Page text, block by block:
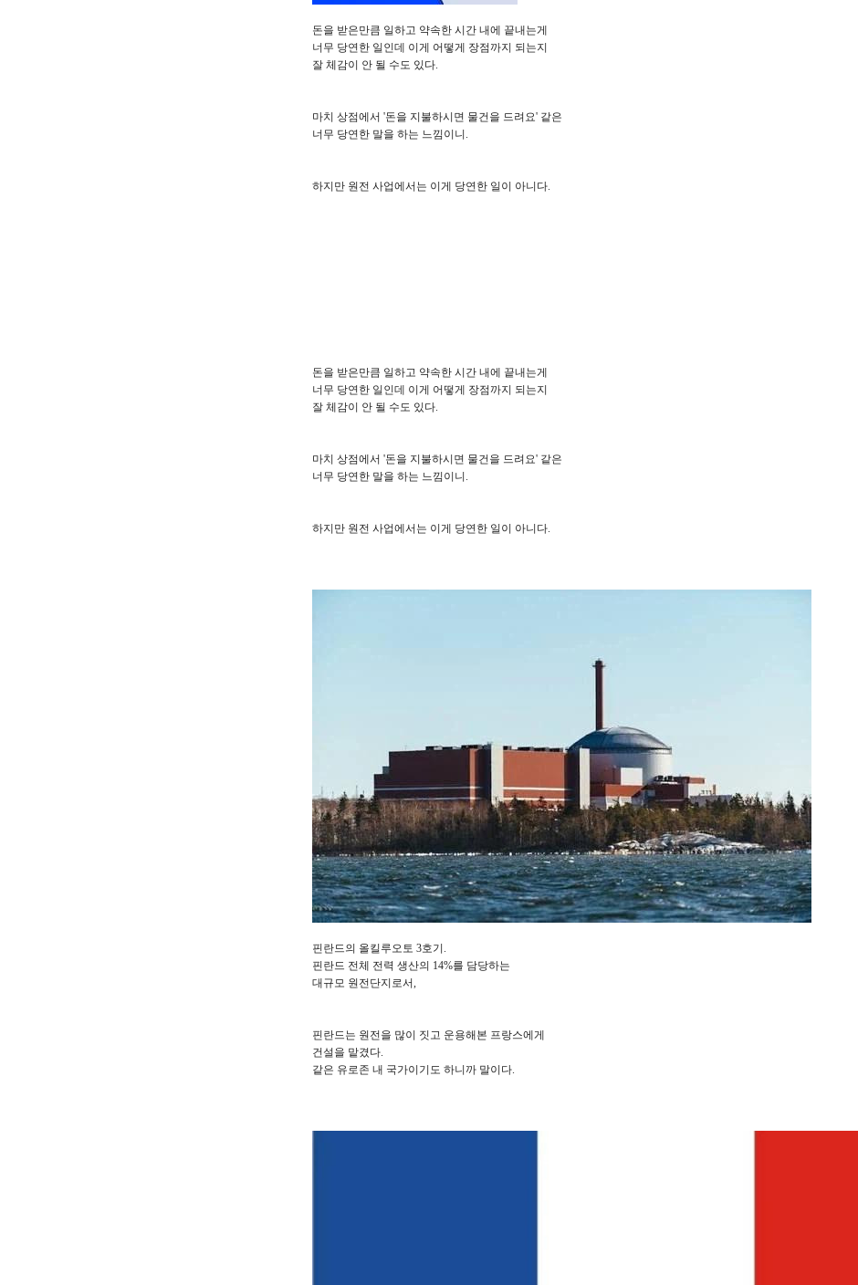
돈을 받은만큼 일하고 약속한 시간 내에 끝내는게
너무 당연한 일인데 이게 어떻게 장점까지 되는지
잘 체감이 안 될 수도 있다.
마치 상점에서 '돈을 지불하시면 물건을 드려요' 같은
너무 당연한 말을 하는 느낌이니.
하지만 원전 사업에서는 이게 당연한 일이 아니다.
돈을 받은만큼 일하고 약속한 시간 내에 끝내는게
너무 당연한 일인데 이게 어떻게 장점까지 되는지
잘 체감이 안 될 수도 있다.
마치 상점에서 '돈을 지불하시면 물건을 드려요' 같은
너무 당연한 말을 하는 느낌이니.
하지만 원전 사업에서는 이게 당연한 일이 아니다.
핀란드의 올킬루오토 3호기.
핀란드 전체 전력 생산의 14%를 담당하는
대규모 원전단지로서,
핀란드는 원전을 많이 짓고 운용해본 프랑스에게
건설을 맡겼다.
같은 유로존 내 국가이기도 하니까 말이다.